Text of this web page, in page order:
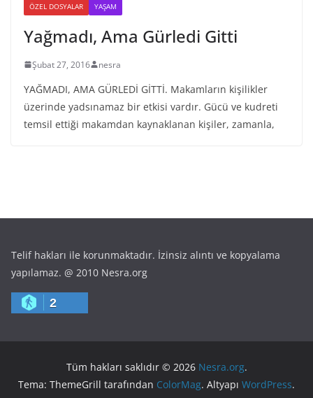
ÖZEL DOSYALAR YAŞAM
Yağmadı, Ama Gürledi Gitti
Şubat 27, 2016 nesra
YAĞMADI, AMA GÜRLEDİ GİTTİ. Makamların kişilikler
üzerinde yadsınamaz bir etkisi vardır. Gücü ve kudreti
temsil ettiği makamdan kaynaklanan kişiler, zamanla,
Telif hakları ile korunmaktadır. İzinsiz alıntı ve kopyalama
yapılamaz. @ 2010 Nesra.org
2
Tüm hakları saklıdır © 2026 Nesra.org.
Tema: ThemeGrill tarafından ColorMag. Altyapı WordPress.